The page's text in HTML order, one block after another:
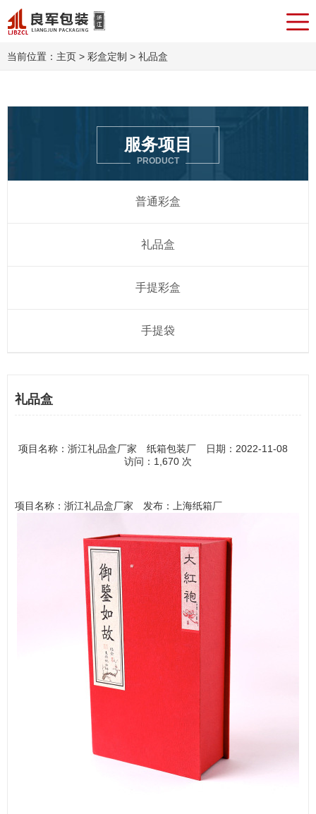
当前位置： 主页 > 彩盒定制 > 礼品盒
服务项目
PRODUCT
普通彩盒
礼品盒
手提彩盒
手提袋
礼品盒
项目名称：浙江礼品盒厂家 纸箱包装厂 日期：2022-11-08
访问：1,670 次
项目名称：浙江礼品盒厂家 发布：上海纸箱厂